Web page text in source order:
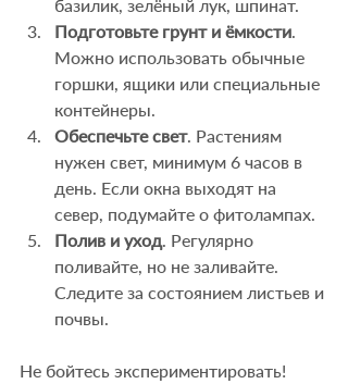
базилик, зелёный лук, шпинат.
Подготовьте грунт и ёмкости
Можно использовать обычные
горшки, ящики или специальные
контейнеры.
Обеспечьте свет. Растениям
нужен свет, минимум 6 часов в
день. Если окна выходят на
север, подумайте о фитолампах.
Полив и уход . Регулярно
поливайте, но не заливайте.
Следите за состоянием листьев и
почвы.
Не бойтесь экспериментировать!